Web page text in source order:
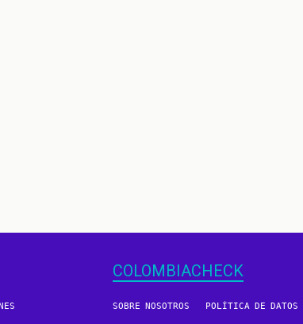
COLOMBIACHECK
SOBRE NOSOTROS POLÍTICA DE DATOS